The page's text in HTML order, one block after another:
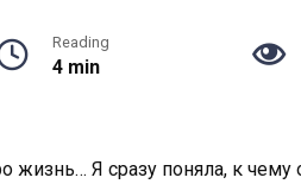
Reading
4 min
жизнь… Я сразу поняла, к